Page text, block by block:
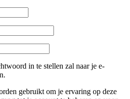
in te stellen zal naar je e-
gebruikt om je ervaring op deze